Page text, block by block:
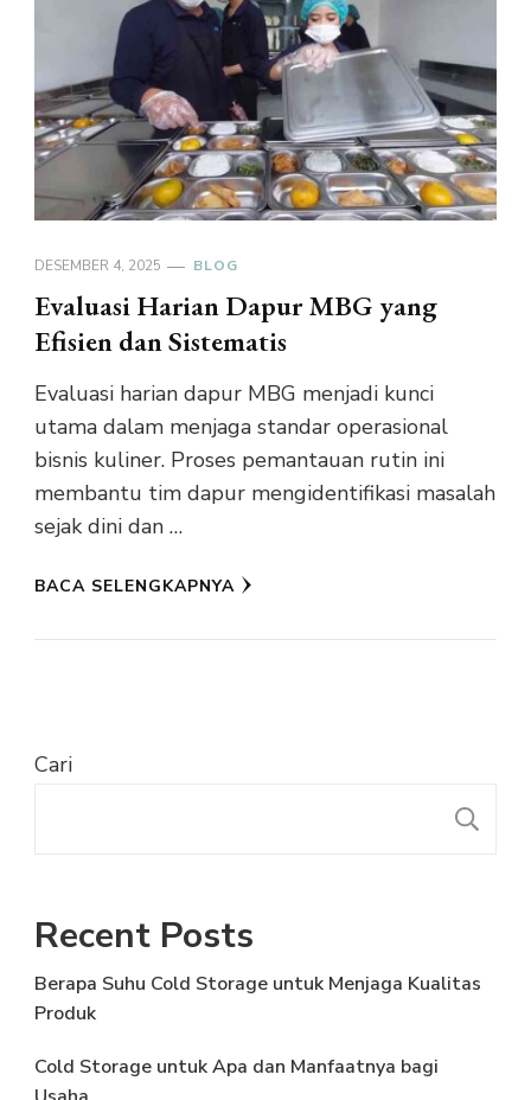
DESEMBER 4, 2025 BLOG
Evaluasi Harian Dapur MBG yang
Efisien dan Sistematis
Evaluasi harian dapur MBG menjadi kunci
utama dalam menjaga standar operasional
bisnis kuliner. Proses pemantauan rutin ini
membantu tim dapur mengidentifikasi masalah
sejak dini dan …
BACA SELENGKAPNYA
Cari
Recent Posts
Berapa Suhu Cold Storage untuk Menjaga Kualitas
Produk
Cold Storage untuk Apa dan Manfaatnya bagi